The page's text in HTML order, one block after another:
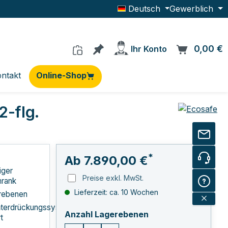
Deutsch Gewerblich
Du hast 0 Produkte auf dem
Ihr Konto 0,00 €
Online-Shop
flg.
Ab 7.890,00 €*
Preise exkl. MwSt.
Lieferzeit: ca. 10 Wochen
Anzahl Lagerebenenauswählen